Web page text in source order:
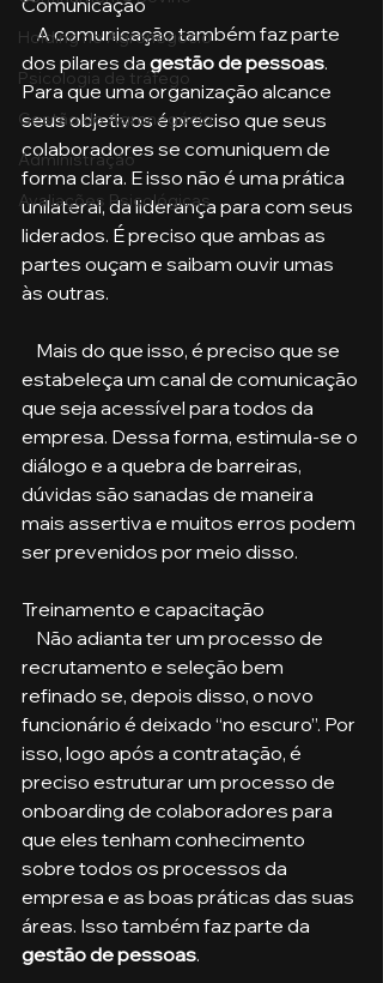
Holding no Agronegócio
Psicologia de tráfego
Gestão do Agronegócio
Administração
Avaliações Psicológicas
Comunicação
    A comunicação também faz parte
dos pilares da gestão de pessoas.
Para que uma organização alcance
seus objetivos é preciso que seus
colaboradores se comuniquem de
forma clara. E isso não é uma prática
unilateral, da liderança para com seus
liderados. É preciso que ambas as
partes ouçam e saibam ouvir umas
às outras.
estabeleça um canal de comunicação
que seja acessível para todos da
empresa. Dessa forma, estimula-se o
diálogo e a quebra de barreiras,
dúvidas são sanadas de maneira
mais assertiva e muitos erros podem
ser prevenidos por meio disso.
Treinamento e capacitação
recrutamento e seleção bem
refinado se, depois disso, o novo
funcionário é deixado “no escuro”. Por
isso, logo após a contratação, é
preciso estruturar um processo de
onboarding de colaboradores para
que eles tenham conhecimento
sobre todos os processos da
empresa e as boas práticas das suas
áreas. Isso também faz parte da
gestão de pessoas.